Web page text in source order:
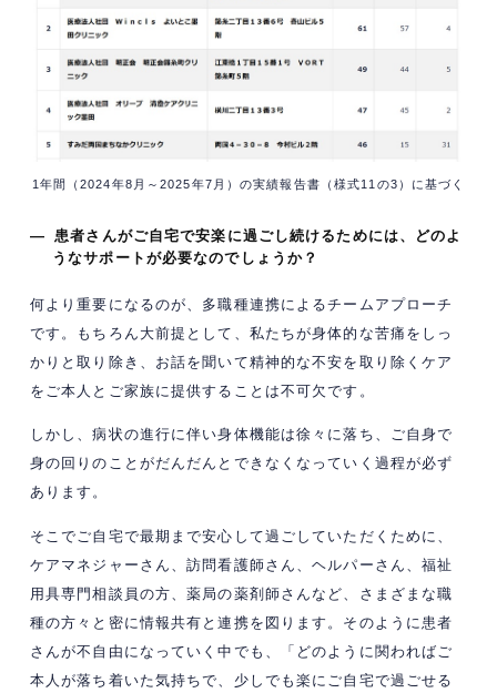
1年間（2024年8月～2025年7月）の実績報告書（様式11の3）に基づく
— 患者さんがご自宅で安楽に過ごし続けるためには、どのよ
うなサポートが必要なのでしょうか？
何より重要になるのが、多職種連携によるチームアプローチ
です。もちろん大前提として、私たちが身体的な苦痛をしっ
かりと取り除き、お話を聞いて精神的な不安を取り除くケア
をご本人とご家族に提供することは不可欠です。
しかし、病状の進行に伴い身体機能は徐々に落ち、ご自身で
身の回りのことがだんだんとできなくなっていく過程が必ず
あります。
そこでご自宅で最期まで安心して過ごしていただくために、
ケアマネジャーさん、訪問看護師さん、ヘルパーさん、福祉
用具専門相談員の方、薬局の薬剤師さんなど、さまざまな職
種の方々と密に情報共有と連携を図ります。そのように患者
さんが不自由になっていく中でも、「どのように関わればご
本人が落ち着いた気持ちで、少しでも楽にご自宅で過ごせる